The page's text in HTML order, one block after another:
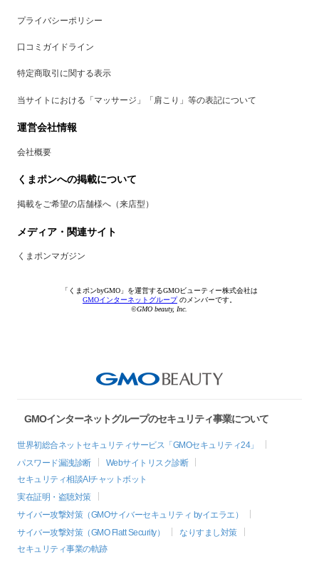
プライバシーポリシー
口コミガイドライン
特定商取引に関する表示
当サイトにおける「マッサージ」「肩こり」等の表記について
運営会社情報
会社概要
くまポンへの掲載について
掲載をご希望の店舗様へ（来店型）
メディア・関連サイト
くまポンマガジン
「くまポンbyGMO」を運営するGMOビューティー株式会社は
GMOインターネットグループのメンバーです。
©GMO beauty, Inc.
GMOインターネットグループのセキュリティ事業について
世界初総合ネットセキュリティサービス「GMOセキュリティ24」
パスワード漏洩診断
Webサイトリスク診断
セキュリティ相談AIチャットボット
実在証明・盗聴対策
サイバー攻撃対策（GMOサイバーセキュリティ byイエラエ）
サイバー攻撃対策（GMO Flatt Security）
なりすまし対策
セキュリティ事業の軌跡